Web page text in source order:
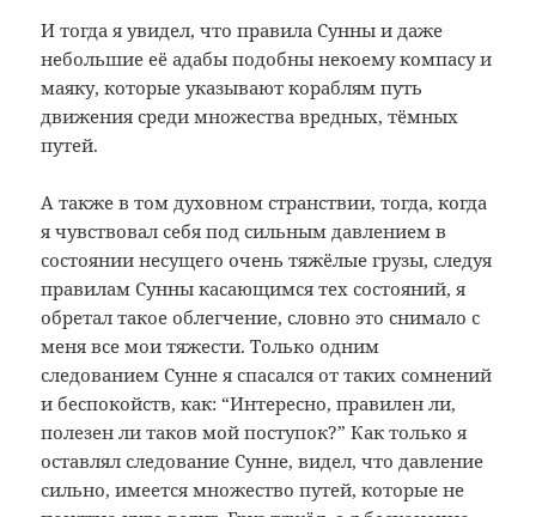
И тогда я увидел, что правила Сунны и даже
небольшие её адабы подобны некоему компасу и
маяку, которые указывают кораблям путь
движения среди множества вредных, тёмных
путей.
А также в том духовном странствии, тогда, когда
я чувствовал себя под сильным давлением в
состоянии несущего очень тяжёлые грузы, следуя
правилам Сунны касающимся тех состояний, я
обретал такое облегчение, словно это снимало с
меня все мои тяжести. Только одним
следованием Сунне я спасался от таких сомнений
и беспокойств, как: “Интересно, правилен ли,
полезен ли таков мой поступок?” Как только я
оставлял следование Сунне, видел, что давление
сильно, имеется множество путей, которые не